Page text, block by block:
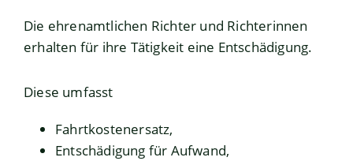
Die ehrenamtlichen Richter und Richterinnen
erhalten für ihre Tätigkeit eine Entschädigung.
Diese umfasst
Fahrtkostenersatz,
Entschädigung für Aufwand,